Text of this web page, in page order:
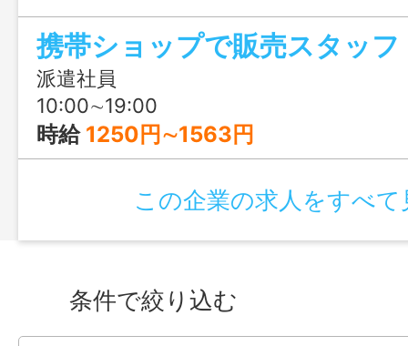
携帯ショップで販売スタッフ
派遣社員
10:00∼19:00
時給 1250円∼1563円
この企業の求人をすべて
条件で絞り込む